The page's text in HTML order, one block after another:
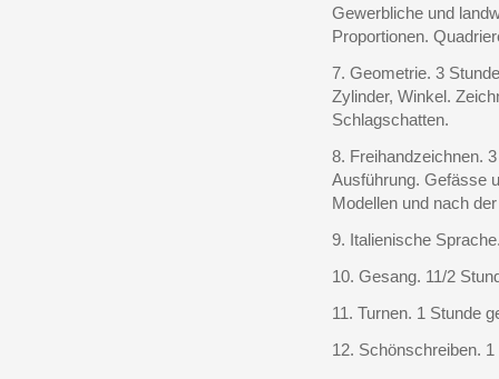
Gewerbliche und
Proportionen.
7. Geometrie. 3
Zylinder, Winkel.
Schlagschatten.
8. Freihandzeichnen.
Ausführung. Gefässe
Modellen und nach
9. Italienische
10. Gesang. 11/2
11. Turnen. 1 Stunde
12. Schönschreiben. 1